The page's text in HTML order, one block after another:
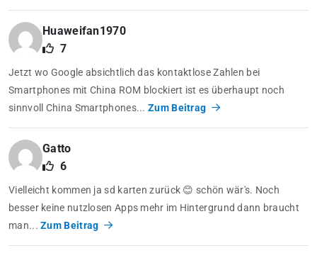
Huaweifan1970
7
Jetzt wo Google absichtlich das kontaktlose Zahlen bei
Smartphones mit China ROM blockiert ist es überhaupt noch
sinnvoll China Smartphones...Zum Beitrag
Gatto
6
Vielleicht kommen ja sd karten zurück 😊 schön wär's. Noch
besser keine nutzlosen Apps mehr im Hintergrund dann braucht
man...Zum Beitrag